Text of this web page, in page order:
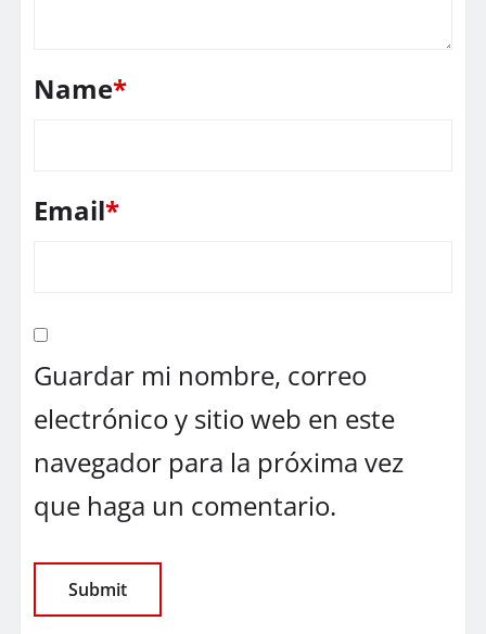
Name*
Email*
Guardar mi nombre, correo
electrónico y sitio web en este
navegador para la próxima vez
que haga un comentario.